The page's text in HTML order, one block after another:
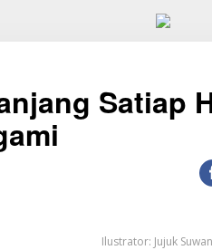
Satiap
Ilustrator: Jujuk